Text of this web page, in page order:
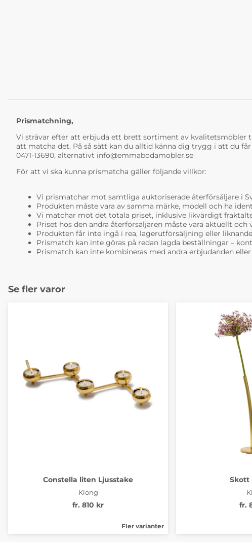
Prismatchning,
Vi strävar efter att erbjuda ett brett sortiment av kvalitetsmöbler
att matcha det. På så sätt kan du alltid känna dig trygg i att du
0471-13690, alternativt info@emmabodamobler.se
För att vi ska kunna prismatcha gäller följande villkor:
Vi prismatchar mot samtliga auktoriserade återförsäljare i
Produkten måste vara av samma märke, modell och ha
Vi matchar mot det totala priset, inklusive likvärdigt
Priset hos den andra återförsäljaren måste vara aktuellt
Produkten får inte ingå i rea, lagerutförsäljning eller
Prismatch kan inte göras på redan lagda beställningar –
Prismatch kan inte kombineras med andra erbjudanden
Se fler varor
Constella liten Ljusstake
Klong
fr. 810 kr
Fler varianter
Skott
fr.